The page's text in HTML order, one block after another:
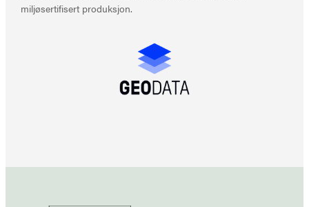
miljøsertifisert produksjon.